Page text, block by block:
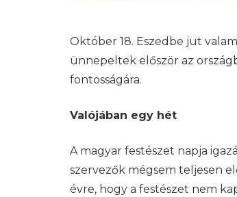
Október 18. Eszedbe jut
ünnepeltek először az
fontosságára.
Valójában egy hét
A magyar festészet napja
szervezők mégsem teljesen
évre, hogy a festészet nem